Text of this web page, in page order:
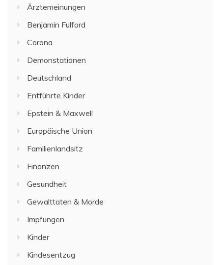
Ärztemeinungen
Benjamin Fulford
Corona
Demonstationen
Deutschland
Entführte Kinder
Epstein & Maxwell
Europäische Union
Familienlandsitz
Finanzen
Gesundheit
Gewalttaten & Morde
Impfungen
Kinder
Kindesentzug